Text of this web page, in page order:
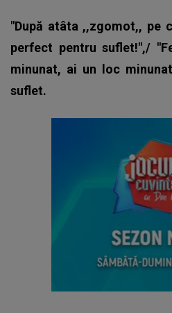
"După atâta ,,zgomot,, pe
perfect pentru suflet!",/
minunat, ai un loc
suflet.